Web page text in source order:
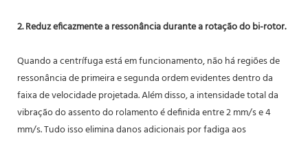
2. Reduz eficazmente a ressonância durante a rotação do bi-rotor.
Quando a centrífuga está em funcionamento, não há regiões de
ressonância de primeira e segunda ordem evidentes dentro da
faixa de velocidade projetada. Além disso, a intensidade total da
vibração do assento do rolamento é definida entre 2 mm/s e 4
mm/s. Tudo isso elimina danos adicionais por fadiga aos